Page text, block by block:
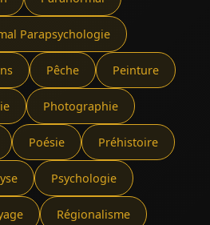
Parapsychologie
Pêche Peinture
Photographie
Poésie Préhistoire
Psychologie
Régionalisme